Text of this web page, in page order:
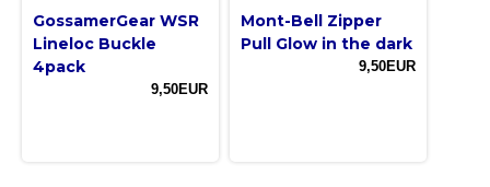
GossamerGear WSR
Lineloc Buckle
4pack
9,50EUR
Mont-Bell Zipper
Pull Glow in the dark
9,50EUR